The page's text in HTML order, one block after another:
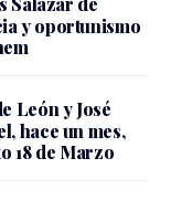
y oportunismo
León y José
hace un mes,
18 de Marzo